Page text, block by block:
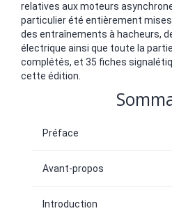
relatives aux moteurs
particulier été entièrement
des entraînements à hacheurs,
électrique ainsi que toute la
complétés, et 35 fiches
cette édition.
Préface
Avant-propos
Introduction